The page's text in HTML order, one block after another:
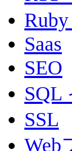
Saas
SEO
SQL
SSL
Web